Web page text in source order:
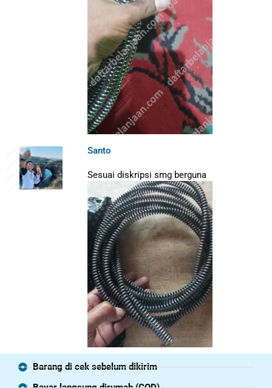
Santo
Sesuai diskripsi smg berguna
Barang di cek sebelum dikirim